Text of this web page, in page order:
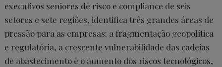
executivos seniores de risco e compliance de seis
setores e sete regiões, identifica três grandes áreas de
pressão para as empresas: a fragmentação geopolítica
e regulatória, a crescente vulnerabilidade das cadeias
de abastecimento e o aumento dos riscos tecnológicos,